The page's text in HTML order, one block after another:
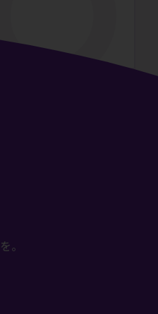
。